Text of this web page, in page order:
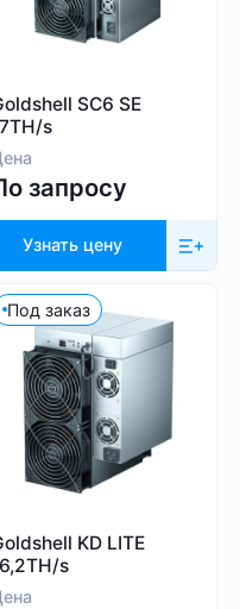
SC6 SE
s
запросу
Узнать цену
Под заказ
KD LITE
s